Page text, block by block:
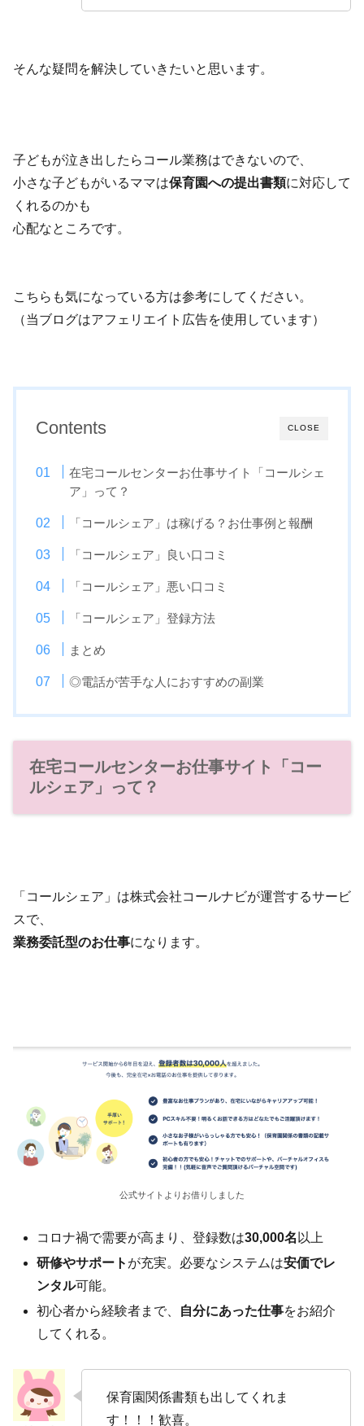
そんな疑問を解決していきたいと思います。
子どもが泣き出したらコール業務はできないので、
小さな子どもがいるママは保育園への提出書類に対応して
くれるのかも
心配なところです。
こちらも気になっている方は参考にしてください。
（当ブログはアフェリエイト広告を使用しています）
CLOSE
Contents
在宅コールセンターお仕事サイト「コールシェ
ア」って？
「コールシェア」は稼げる？お仕事例と報酬
「コールシェア」良い口コミ
「コールシェア」悪い口コミ
「コールシェア」登録方法
まとめ
◎電話が苦手な人におすすめの副業
在宅コールセンターお仕事サイト「コー
ルシェア」って？
「コールシェア」は株式会社コールナビが運営するサービ
スで、
業務委託型のお仕事になります。
公式サイトよりお借りしました
コロナ禍で需要が高まり、登録数は30,000名 以上
研修やサポート が充実。必要なシステムは安価でレ
ンタル可能。
初心者から経験者まで、
自分にあった仕事をお紹介
してくれる。
保育園関係書類も出してくれま
す！！！歓喜。